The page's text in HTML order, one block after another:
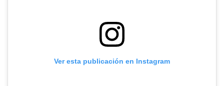
Ver esta publicación en Instagram